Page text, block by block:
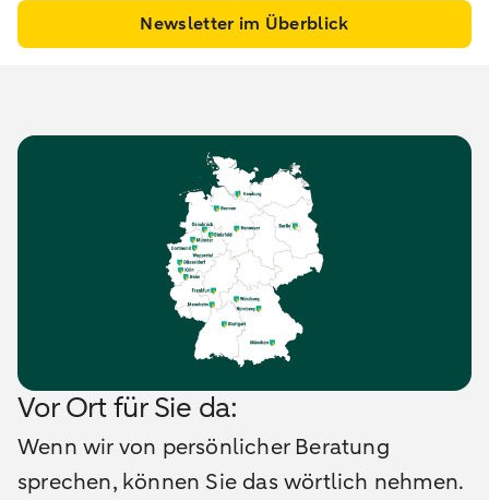
Newsletter im Überblick
Vor Ort für Sie da:
Wenn wir von persönlicher Beratung
sprechen, können Sie das wörtlich nehmen.